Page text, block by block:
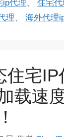
ip代理、住宅
理、 海外代理
住宅IP
载速